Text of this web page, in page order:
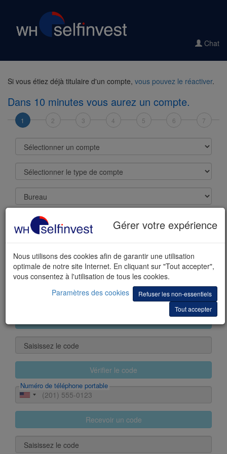
Chat
Si vous étiez déjà titulaire d'un compte, vous pouvez le réactiver.
Dans 10 minutes vous aurez un compte.
1 2 3 4 5 6 7
Sélectionner un compte
Sélectionner le type de compte
Bureau
Devise de base
Nom
Prénom(s)
Saisissez le code
Vérifier le code
Numéro de téléphone portable
Recevoir un code
Saisissez le code
Gérer votre expérience
Nous utilisons des cookies afin de garantir une utilisation
optimale de notre site Internet. En cliquant sur "Tout accepter",
vous consentez à l'utilisation de tous les cookies.
Paramètres des cookies
Refuser les non-essentiels
Tout accepter